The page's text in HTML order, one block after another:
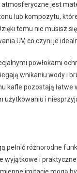
jest
lub kompozytu,
temu nie musisz
UV, co czyni je
powłokami
wnikaniu wody i
kafle pozostają łatwe
i
pełnić różnorodne
i